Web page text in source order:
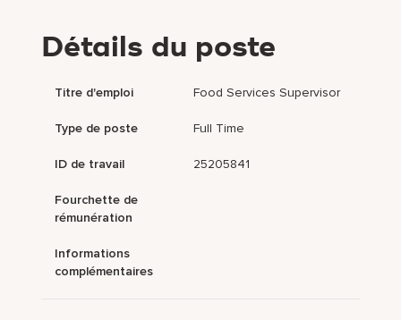
Détails du poste
Titre d'emploi Food Services Supervisor
Type de poste Full Time
ID de travail 25205841
Fourchette de
rémunération
Informations
complémentaires